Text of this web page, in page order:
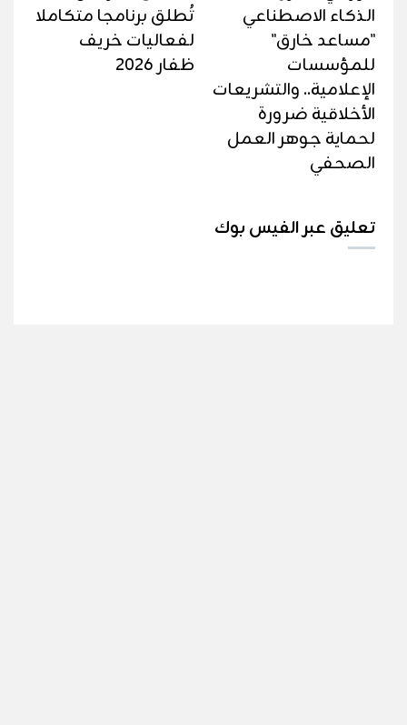
الذكاء الاصطناعي
"مساعد خارق"
للمؤسسات
الإعلامية.. والتشريعات
الأخلاقية ضرورة
لحماية جوهر العمل
الصحفي
تُطلق برنامجا متكاملا
لفعاليات خريف
ظفار 2026
تعليق عبر الفيس بوك